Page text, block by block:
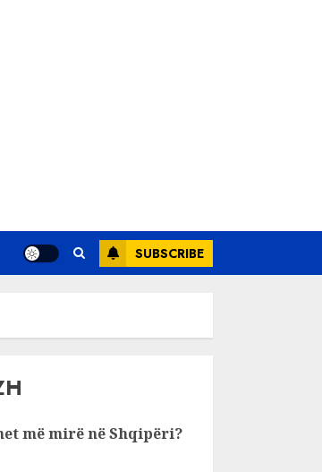
SUBSCRIBE
më mirë në Shqipëri?